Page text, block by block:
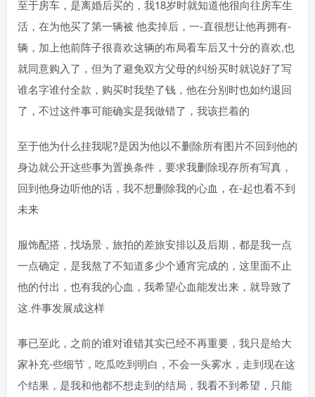
至于房车，是离婚后买的，我18岁时就知道他很向往房车生
活，在为他买了第一辆被 他卖掉后，一-直很想让他再拥有-
辆，加上他前阵子很喜欢这辆的布局看车后又十分的喜欢,也
就同意购入了，但为了避免双方父母的纠纷买时就说好了写
谁名字谁付全款，购买时我垫了钱，他在分别时也如约退回
了，不过这件事可能确实是我做错了，我该拦着的
至于他为什么挂我呢?是因为他以不删除所有图片不回到他的
身边就公开这些事为置换条件，要求我删除现存所有写真，
回到他身边听他的话，我不想删除我的心血，在-起也看不到
未来
服饰配搭，找场景，旅拍的差旅安排以及后期，都是我一点
一点确定，是我熬了不知道多少个通宵完成的，这里面不止
他的付出，也有我的心血，我希望心血能发出来，就导致了
这.件事发展成这样
事已至此，之前的谁对谁错其实已经不再重要，我只是给大
家补充-些细节，吃瓜吃到明白，不会一头雾水，走到现在这
个结果，是我和他都不想走到的结局，我看不到希望，只能